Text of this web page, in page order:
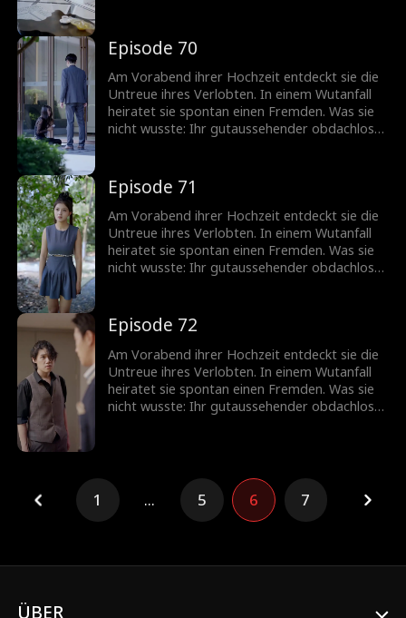
Episode 70
Am Vorabend ihrer Hochzeit entdeckt sie die
Untreue ihres Verlobten. In einem Wutanfall
heiratet sie spontan einen Fremden. Was sie
nicht wusste: Ihr gutaussehender obdachloser
Episode 71
Am Vorabend ihrer Hochzeit entdeckt sie die
Untreue ihres Verlobten. In einem Wutanfall
heiratet sie spontan einen Fremden. Was sie
nicht wusste: Ihr gutaussehender obdachloser
Episode 72
Am Vorabend ihrer Hochzeit entdeckt sie die
Untreue ihres Verlobten. In einem Wutanfall
heiratet sie spontan einen Fremden. Was sie
nicht wusste: Ihr gutaussehender obdachloser
1 ... 5 6 7
ÜBER